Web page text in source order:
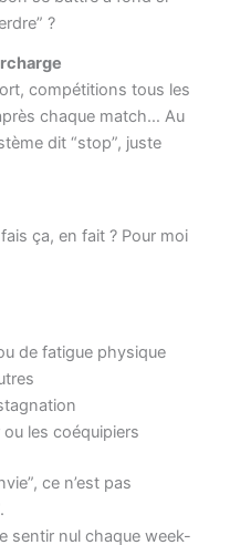
?
compétitions tous les
chaque match… Au
dit “stop”, juste
ça, en fait ? Pour moi
de fatigue physique
ou les coéquipiers
ce n’est pas
sentir nul chaque week-